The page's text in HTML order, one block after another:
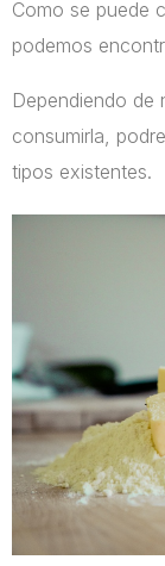
Como se puede
podemos
Dependiendo de
consumirla,
tipos existentes.